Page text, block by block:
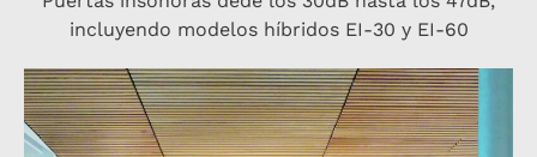
incluyendo modelos híbridos EI-30 y EI-60